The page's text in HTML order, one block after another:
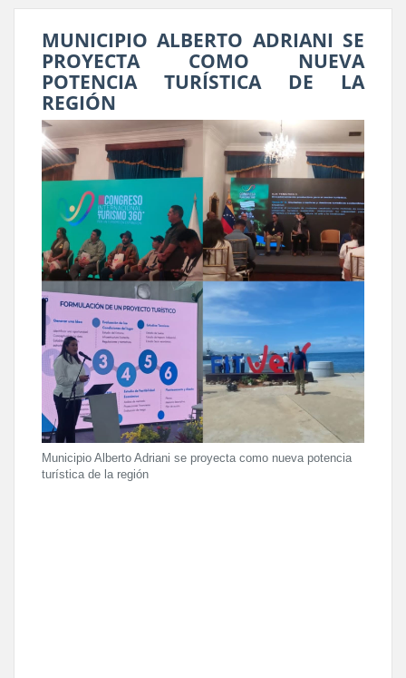
MUNICIPIO ALBERTO ADRIANI SE
PROYECTA COMO NUEVA
POTENCIA TURÍSTICA DE LA
REGIÓN
Municipio Alberto Adriani se proyecta como nueva potencia
turística de la región